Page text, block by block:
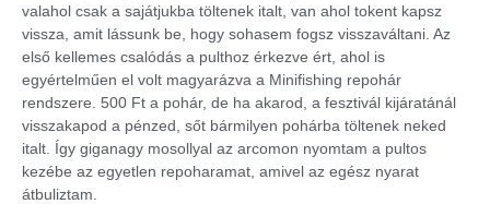
valahol csak a sajátjukba töltenek italt, van ahol tokent kapsz
vissza, amit lássunk be, hogy sohasem fogsz visszaváltani. Az
első kellemes csalódás a pulthoz érkezve ért, ahol is
egyértelműen el volt magyarázva a Minifishing repohár
rendszere. 500 Ft a pohár, de ha akarod, a fesztivál kijáratánál
visszakapod a pénzed, sőt bármilyen pohárba töltenek neked
italt. Így giganagy mosollyal az arcomon nyomtam a pultos
kezébe az egyetlen repoharamat, amivel az egész nyarat
átbuliztam.